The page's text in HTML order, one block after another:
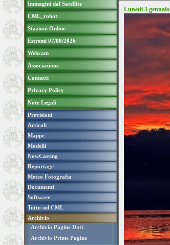
Immagini dal Satellite
CML_robot
Stazioni Online
Estremi 07/08/2026
Webcam
Associazione
Contatti
Privacy Policy
Note Legali
Previsioni
Articoli
Mappe
Modelli
NowCasting
Reportage
Meteo Fotografia
Documenti
Software
Tutto sul CML
Archivio
Archivio Pagine Dati
Archivio Prime Pagine
Lunedì 3